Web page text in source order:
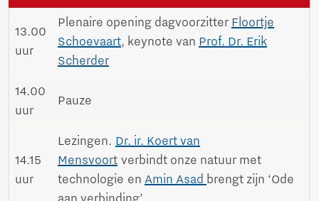
13.00
uur
Plenaire opening dagvoorzitter Floortje
Schoevaart, keynote van Prof. Dr. Erik
Scherder
14.00
uur
Pauze
14.15
uur
Lezingen. Dr. ir. Koert van
Mensvoort verbindt onze natuur met
technologie en Amin Asad brengt zijn ‘Ode